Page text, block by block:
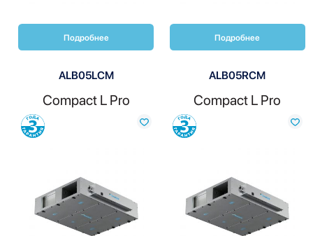
Подробнее Подробнее
ALB05LCM
Compact L Pro
Сравнить
ALB05RCM
Compact L Pro
Сравнить